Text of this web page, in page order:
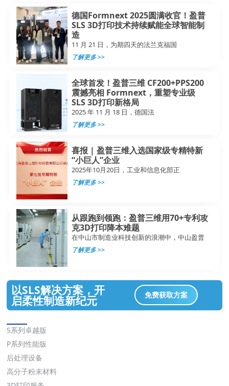
德国Formnext 2025圆满收官！盈普
SLS 3D打印技术持续赋能全球智能制
造
11 月 21 日，为期四天的法兰克福国
了解更多 >>
全球首发！盈普三维 CF200+PPS200
震撼亮相 Formnext，重塑专业级
SLS 3D打印新格局
2025 年 11 月 18 日，德国法
了解更多 >>
喜报 | 盈普三维入选国家级专精特新
“小巨人”企业
2025年10月20日，工业和信息化部正
了解更多 >>
从跟跑到领跑：盈普三维用70+专利攻
克3D打印降本难题
在中山市制造业科技创新的浪潮中，中山盈普
了解更多 >>
以SLS解决方案，开
启柔性制造新纪元 免费获取方案
S系列卓越版
P系列性能版
后处理设备
高分子粉末材料